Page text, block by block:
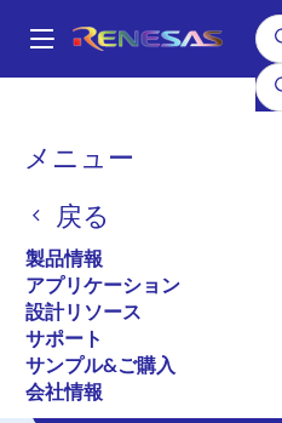
ン
メニュー
戻る
製品情報
アプリケーション
設計リソース
サポート
サンプル&ご購入
会社情報
パ
く
ず
AT45DQ161
アクティブ
16Mbit、2.3V～
ルフラッシュメモリ
クワッド IOに対応